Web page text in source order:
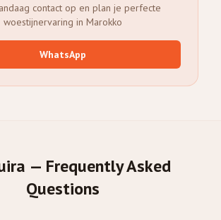
contact op en plan je perfecte
woestijnervaring in Marokko
WhatsApp
— Frequently Asked
Questions